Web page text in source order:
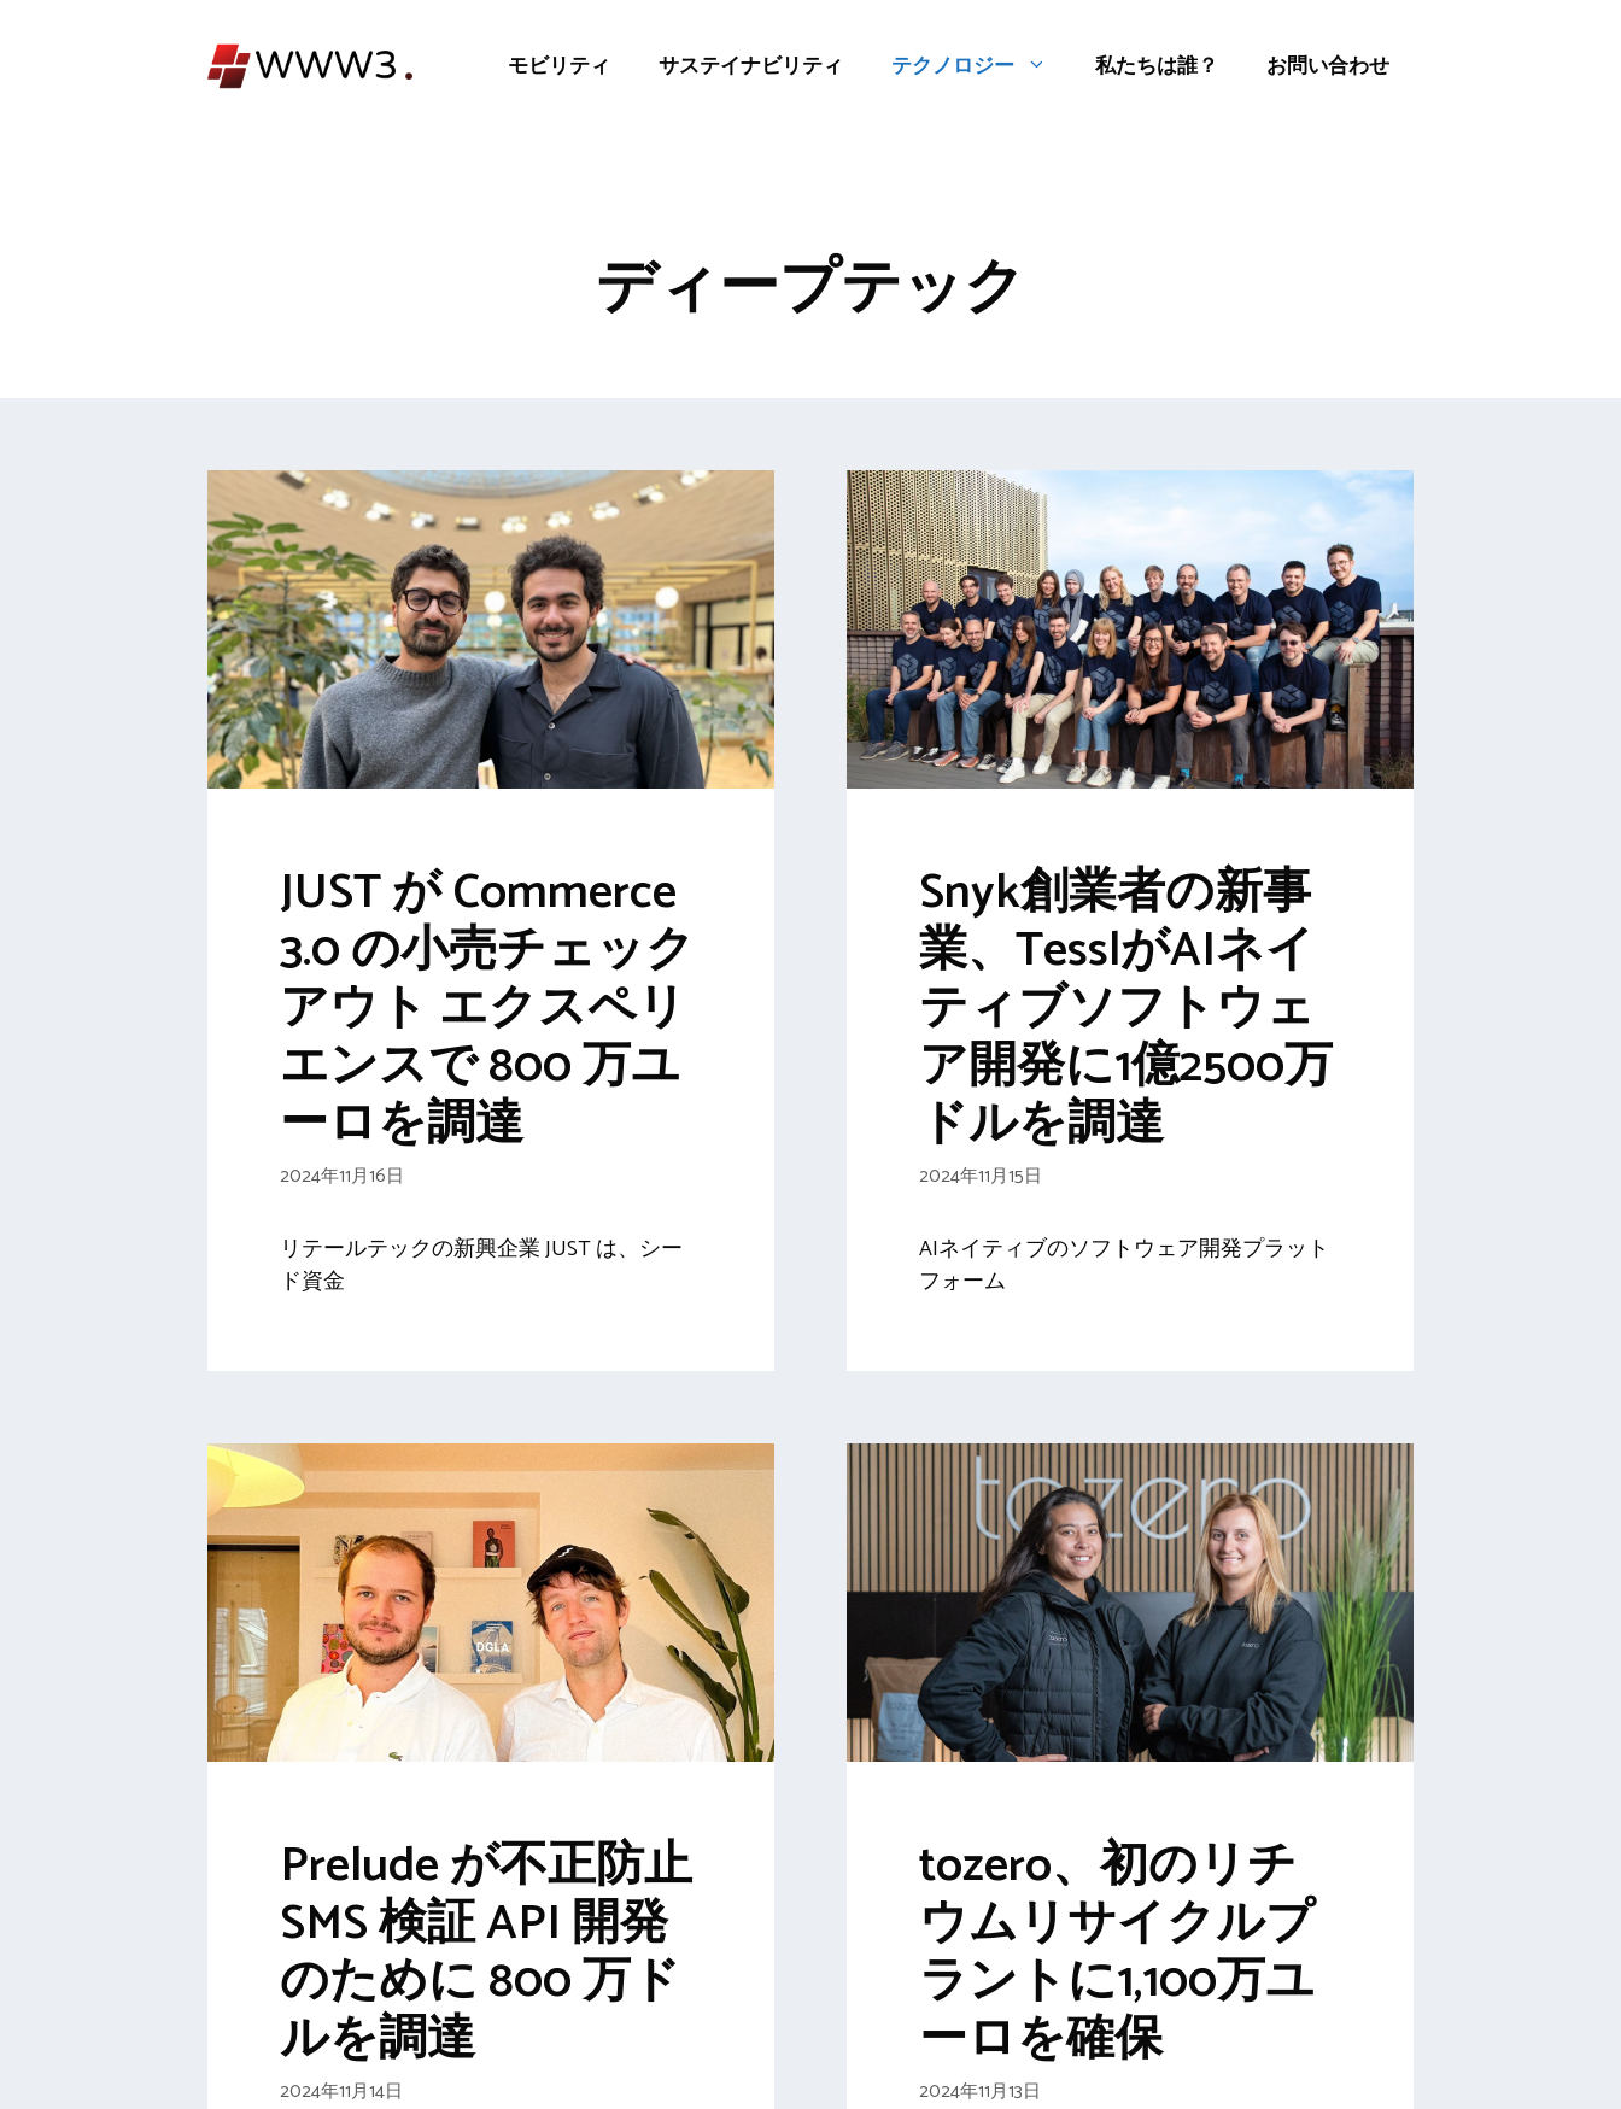
モビリティ サステイナビリティ テクノロジー 私たちは誰？ お問い合わせ
ディープテック
JUST が Commerce
3.0 の小売チェック
アウト エクスペリ
エンスで 800 万ユ
ーロを調達
2024年11月16日
リテールテックの新興企業 JUST は、シー
ド資金
Snyk創業者の新事
業、TesslがAIネイ
ティブソフトウェ
ア開発に1億2500万
ドルを調達
2024年11月15日
AIネイティブのソフトウェア開発プラット
フォーム
Prelude が不正防止
SMS 検証 API 開発
のために 800 万ド
ルを調達
2024年11月14日
tozero、初のリチ
ウムリサイクルプ
ラントに1,100万ユ
ーロを確保
2024年11月13日